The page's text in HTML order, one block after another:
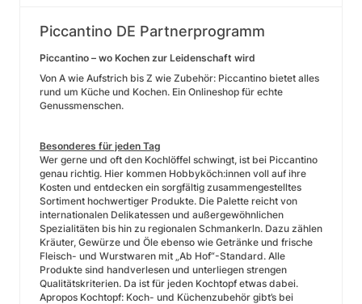
Piccantino DE Partnerprogramm
Piccantino – wo Kochen zur Leidenschaft wird
Von A wie Aufstrich bis Z wie Zubehör: Piccantino bietet alles
rund um Küche und Kochen. Ein Onlineshop für echte
Genussmenschen.
Besonderes für jeden Tag
Wer gerne und oft den Kochlöffel schwingt, ist bei Piccantino
genau richtig. Hier kommen Hobbyköch:innen voll auf ihre
Kosten und entdecken ein sorgfältig zusammengestelltes
Sortiment hochwertiger Produkte. Die Palette reicht von
internationalen Delikatessen und außergewöhnlichen
Spezialitäten bis hin zu regionalen Schmankerln. Dazu zählen
Kräuter, Gewürze und Öle ebenso wie Getränke und frische
Fleisch- und Wurstwaren mit „Ab Hof“-Standard. Alle
Produkte sind handverlesen und unterliegen strengen
Qualitätskriterien. Da ist für jeden Kochtopf etwas dabei.
Apropos Kochtopf: Koch- und Küchenzubehör gibt’s bei